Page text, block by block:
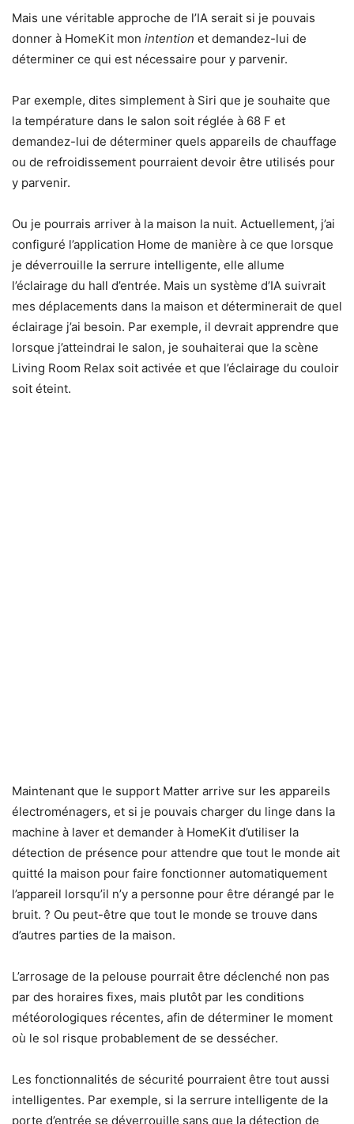
Mais une véritable approche de l’IA serait si je pouvais
donner à HomeKit mon intention et demandez-lui de
déterminer ce qui est nécessaire pour y parvenir.
Par exemple, dites simplement à Siri que je souhaite que
la température dans le salon soit réglée à 68 F et
demandez-lui de déterminer quels appareils de chauffage
ou de refroidissement pourraient devoir être utilisés pour
y parvenir.
Ou je pourrais arriver à la maison la nuit. Actuellement, j’ai
configuré l’application Home de manière à ce que lorsque
je déverrouille la serrure intelligente, elle allume
l’éclairage du hall d’entrée. Mais un système d’IA suivrait
mes déplacements dans la maison et déterminerait de quel
éclairage j’ai besoin. Par exemple, il devrait apprendre que
lorsque j’atteindrai le salon, je souhaiterai que la scène
Living Room Relax soit activée et que l’éclairage du couloir
soit éteint.
Maintenant que le support Matter arrive sur les appareils
électroménagers, et si je pouvais charger du linge dans la
machine à laver et demander à HomeKit d’utiliser la
détection de présence pour attendre que tout le monde ait
quitté la maison pour faire fonctionner automatiquement
l’appareil lorsqu’il n’y a personne pour être dérangé par le
bruit. ? Ou peut-être que tout le monde se trouve dans
d’autres parties de la maison.
L’arrosage de la pelouse pourrait être déclenché non pas
par des horaires fixes, mais plutôt par les conditions
météorologiques récentes, afin de déterminer le moment
où le sol risque probablement de se dessécher.
Les fonctionnalités de sécurité pourraient être tout aussi
intelligentes. Par exemple, si la serrure intelligente de la
porte d’entrée se déverrouille sans que la détection de